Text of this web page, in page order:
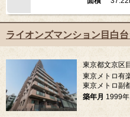
ライオンズマンション目白
東京都文京区
東京メトロ有
東京メトロ副
築年月 1999